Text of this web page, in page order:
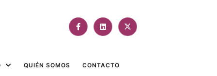
QUIÉN SOMOS CONTACTO